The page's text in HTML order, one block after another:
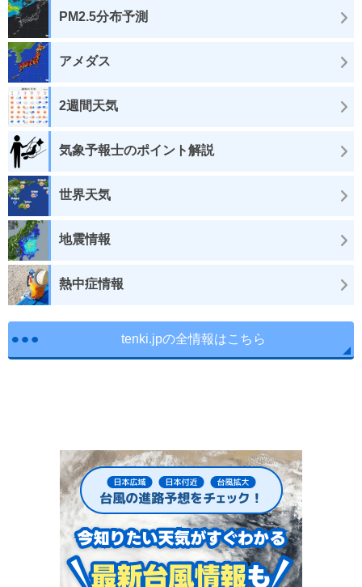
PM2.5分布予測
アメダス
2週間天気
気象予報士のポイント解説
世界天気
地震情報
熱中症情報
tenki.jpの全情報はこちら